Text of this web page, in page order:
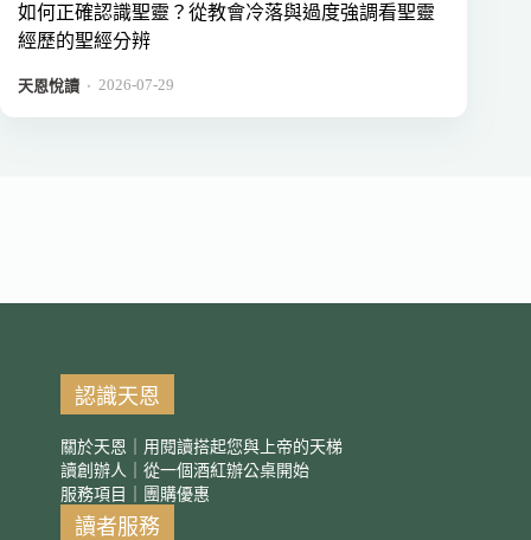
如何正確認識聖靈？從教會冷落與過度強調看聖靈
經歷的聖經分辨
天恩悅讀 ． 2026-07-29
認識天恩
關於天恩｜用閱讀搭起您與上帝的天梯
讀創辦人｜從一個酒紅辦公桌開始
服務項目｜團購優惠
讀者服務